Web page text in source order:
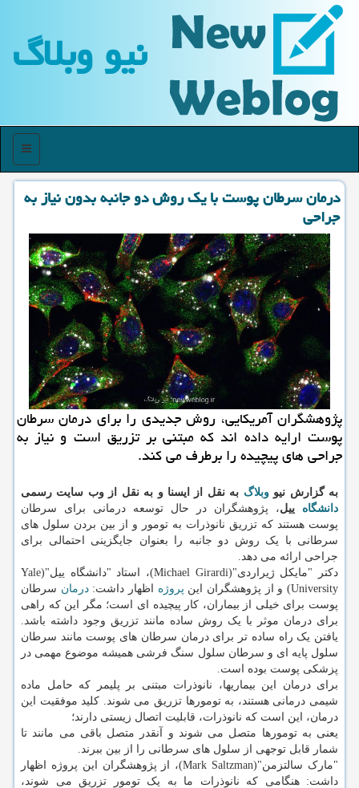
نیو وبلاگ
منو
درمان سرطان پوست با یك روش دو جانبه بدون نیاز به
جراحی
پژوهشگران آمریکایی، روش جدیدی را برای درمان سرطان
پوست ارایه داده اند که مبتنی بر تزریق است و نیاز به
جراحی های پیچیده را برطرف می کند.
به گزارش نیووبلاگ به نقل از ایسنا و به نقل از وب سایت رسمی
دانشگاه ییل، پژوهشگران در حال توسعه درمانی برای سرطان
پوست هستند که تزریق نانوذرات به تومور و از بین بردن سلول های
سرطانی با یک روش دو جانبه را بعنوان جایگزینی احتمالی برای
جراحی ارائه می دهد.
دکتر "مایکل ژیراردی"(Michael Girardi)، استاد "دانشگاه ییل"(Yale
University) و از پژوهشگران این
پروژه اظهار داشت:درمان سرطان
پوست برای خیلی از بیماران، کار پیچیده ای است؛ مگر این که راهی
برای درمان موثر با یک روش ساده مانند تزریق وجود داشته باشد.
یافتن یک راه ساده تر برای درمان سرطان های پوست مانند سرطان
سلول پایه ای و سرطان سلول سنگ فرشی همیشه موضوع مهمی در
پزشکی پوست بوده است.
برای درمان این بیماریها، نانوذرات مبتنی بر پلیمر که حامل ماده
شیمی درمانی هستند، به تومورها تزریق می شوند. کلید موفقیت این
درمان، این است که نانوذرات، قابلیت اتصال زیستی دارند؛
یعنی به تومورها متصل می شوند و آنقدر متصل باقی می مانند تا
شمار قابل توجهی از سلول های سرطانی را از بین ببرند.
"مارک سالتزمن"(Mark Saltzman)، از پژوهشگران این پروژه اظهار
داشت: هنگامی که نانوذرات ما به یک تومور تزریق می شوند،